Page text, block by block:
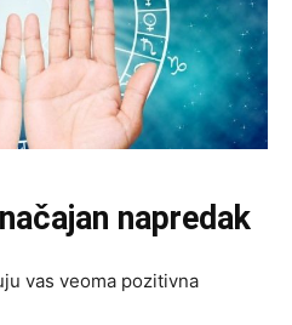
napredak
vas veoma pozitivna